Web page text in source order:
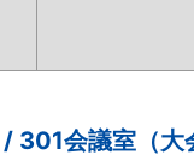
301会議室（大